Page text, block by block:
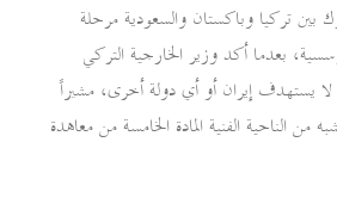
بين تركيا وباكستان والسعودية مرحلة
بعدما أكد وزير الخارجية التركي
لا يستهدف إيران أو أي دولة أخرى، مشيراً
من الناحية الفنية المادة الخامسة من معاهدة